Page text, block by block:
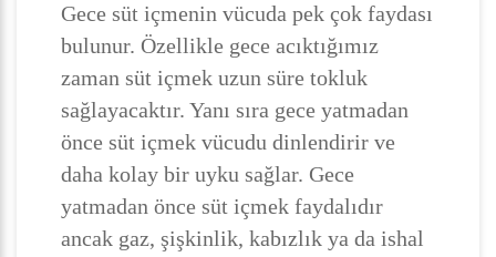
Gece süt içmenin vücuda pek çok faydası
bulunur. Özellikle gece acıktığımız
zaman süt içmek uzun süre tokluk
sağlayacaktır. Yanı sıra gece yatmadan
önce süt içmek vücudu dinlendirir ve
daha kolay bir uyku sağlar. Gece
yatmadan önce süt içmek faydalıdır
ancak gaz, şişkinlik, kabızlık ya da ishal